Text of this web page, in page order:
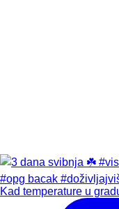
Kad temperature u